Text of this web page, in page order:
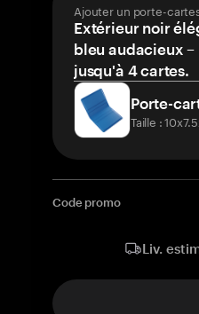
Ajouter un porte-
Extérieur noir
bleu audacieux
jusqu'à 4 cartes.
Porte-
Taille :
Code promo
Liv.